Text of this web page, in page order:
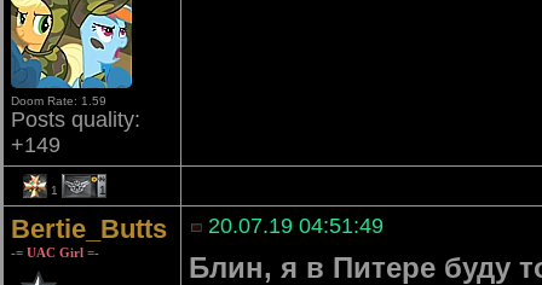
Doom Rate: 1.59
Posts quality:
+149
1 1
Bertie_Butts
-= UAC Girl =-
20.07.19 04:51:49
Блин, я в Питере буду